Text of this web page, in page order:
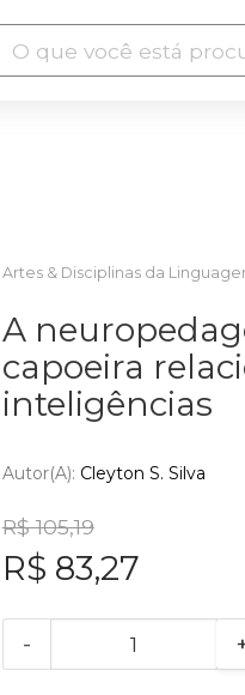
Artes & Disciplinas da
A
capoeira
inteligências
Autor(a): Cleyton S. Silva
R$ 105,19
R$ 83,27
-